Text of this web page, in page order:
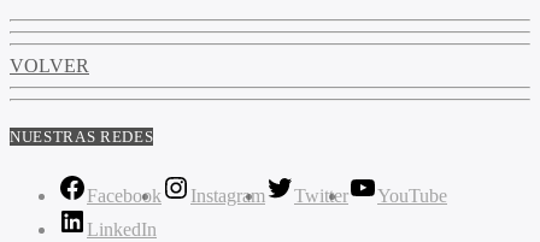
VOLVER
NUESTRAS REDES
Facebook Instagram Twitter
YouTube
LinkedIn